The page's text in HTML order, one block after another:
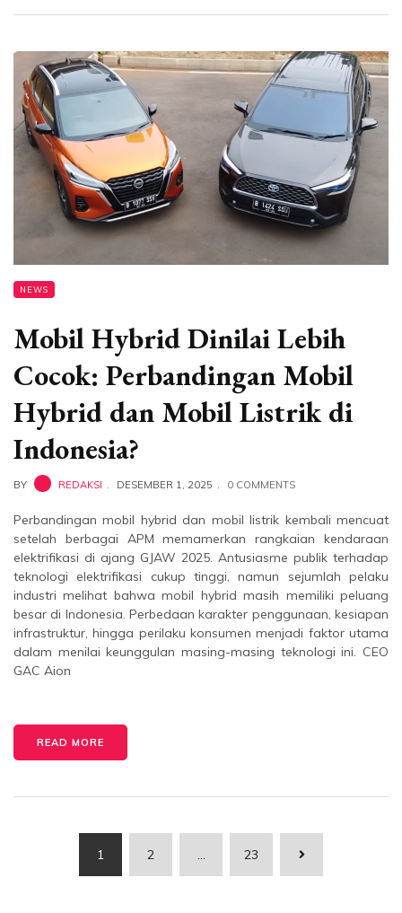
NEWS
Mobil Hybrid Dinilai Lebih
Cocok: Perbandingan Mobil
Hybrid dan Mobil Listrik di
Indonesia?
BY REDAKSI DESEMBER 1, 2025 0 COMMENTS
Perbandingan mobil hybrid dan mobil listrik kembali mencuat
setelah berbagai APM memamerkan rangkaian kendaraan
elektrifikasi di ajang GJAW 2025. Antusiasme publik terhadap
teknologi elektrifikasi cukup tinggi, namun sejumlah pelaku
industri melihat bahwa mobil hybrid masih memiliki peluang
besar di Indonesia. Perbedaan karakter penggunaan, kesiapan
infrastruktur, hingga perilaku konsumen menjadi faktor utama
dalam menilai keunggulan masing-masing teknologi ini. CEO
GAC Aion
READ MORE
Paginasi
pos
1 2 … 23